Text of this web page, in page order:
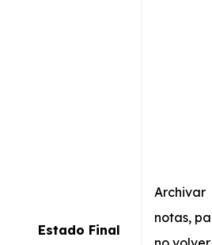
Estado Final
Archivar
notas,